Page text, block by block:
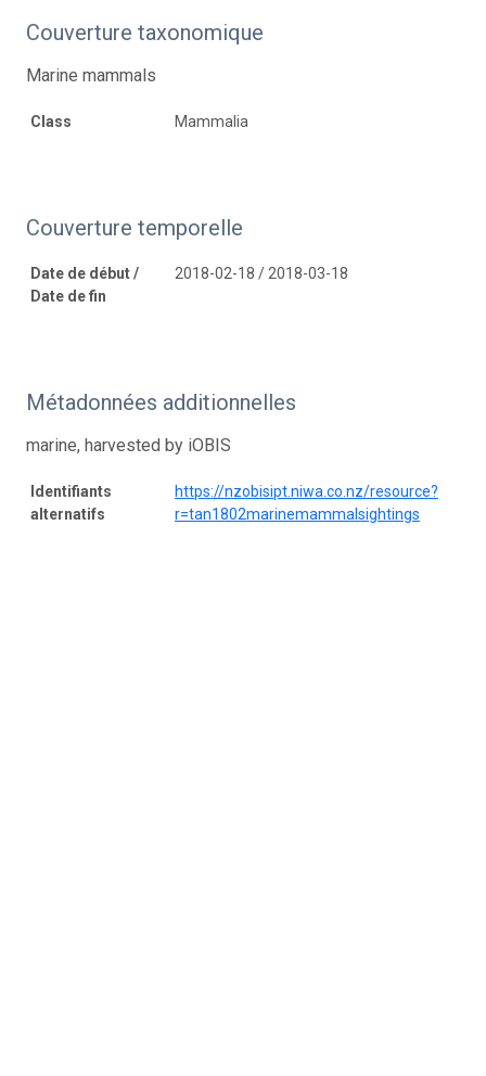
Couverture taxonomique
Marine mammals
Class Mammalia
Couverture temporelle
Date de début /
Date de fin
2018-02-18 / 2018-03-18
Métadonnées additionnelles
marine, harvested by iOBIS
Identifiants
alternatifs
https://nzobisipt.niwa.co.nz/resource?
r=tan1802marinemammalsightings